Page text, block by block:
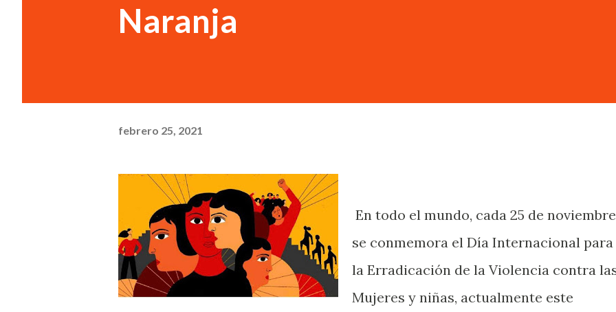
Naranja
febrero 25, 2021
En todo el mundo, cada 25 de noviembre
se conmemora el Día Internacional para
la Erradicación de la Violencia contra
Mujeres y niñas, actualmente este